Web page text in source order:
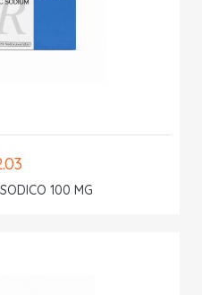
100 MG